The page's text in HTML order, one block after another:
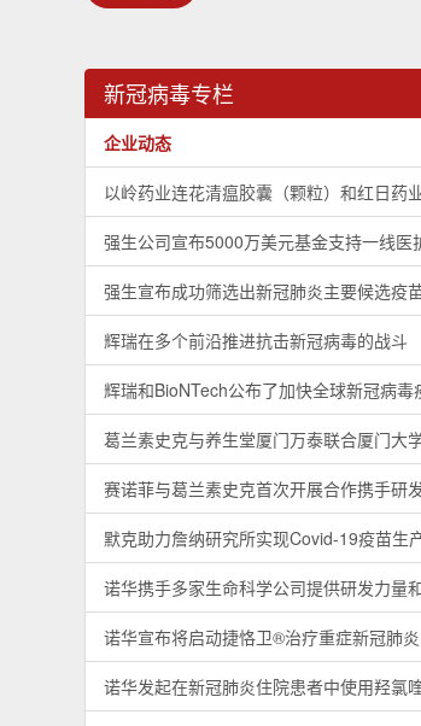
新冠病毒专栏
企业动态
以岭药业连花清瘟胶囊（颗粒）和红日药
强生公司宣布5000万美元基金支持一线医
强生宣布成功筛选出新冠肺炎主要候选疫
辉瑞在多个前沿推进抗击新冠病毒的战斗
辉瑞和BioNTech公布了加快全球新冠病
葛兰素史克与养生堂厦门万泰联合厦门大
赛诺菲与葛兰素史克首次开展合作携手研
默克助力詹纳研究所实现Covid-19疫苗生
诺华携手多家生命科学公司提供研发力量
诺华宣布将启动捷恪卫®治疗重症新冠肺
诺华发起在新冠肺炎住院患者中使用羟氯